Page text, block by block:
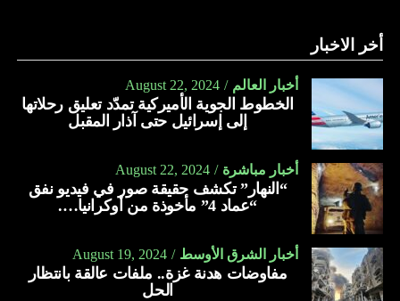
أخر الاخبار
أخبار العالم August 22, 2024
الخطوط الجوية الأميركية تمدّد تعليق رحلاتها
إلى إسرائيل حتى آذار المقبل
أخبار مباشرة August 22, 2024
“النهار” تكشف حقيقة صور في فيديو نفق
“عماد 4” مأخوذة من أوكرانيا….
أخبار الشرق الأوسط August 19, 2024
مفاوضات هدنة غزة.. ملفات عالقة بانتظار
الحل